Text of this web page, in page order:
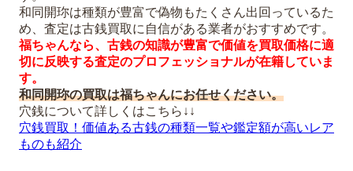
和同開珎は種類が豊富で偽物もたくさん出回っているた
め、査定は古銭買取に自信がある業者がおすすめです。
福ちゃんなら、古銭の知識が豊富で価値を買取価格に適
切に反映する査定のプロフェッショナルが在籍していま
す。
和同開珎の買取は福ちゃんにお任せください。
穴銭について詳しくはこちら↓↓
穴銭買取！価値ある古銭の種類一覧や鑑定額が高いレア
ものも紹介